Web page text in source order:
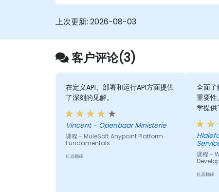
上次更新: 2026-08-03
客户评论(3)
在定义API、部署和运行API方面提供
了深刻的见解。
Vincent - Openbaar Ministerie
课程 - MuleSoft Anypoint Platform
Fundamentals
机器翻译
全面
重要性
学提供
Hlalefang
课程 -
机器翻译